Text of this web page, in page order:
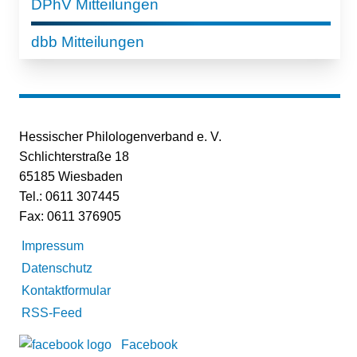
DPhV Mitteilungen
dbb Mitteilungen
Hessischer Philologenverband e. V.
Schlichterstraße 18
65185 Wiesbaden
Tel.: 0611 307445
Fax: 0611 376905
Impressum
Datenschutz
Kontaktformular
RSS-Feed
Facebook